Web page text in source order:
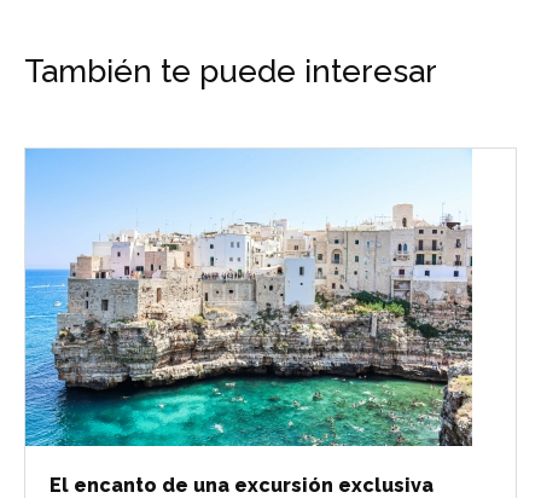
También te puede interesar
El encanto de una excursión exclusiva